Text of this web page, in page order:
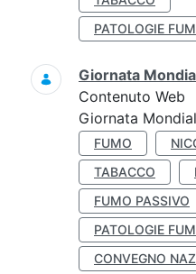
PATOLOGIE
Giornata
Contenuto Web
Giornata
FUMO
TABACCO
FUMO PASSIVO
PATOLOGIE
CONVEGNO